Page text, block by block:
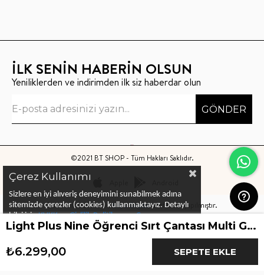
İLK SENİN HABERİN OLSUN
Yeniliklerden ve indirimden ilk siz haberdar olun
GÖNDER
©2021 BT SHOP - Tüm Hakları Saklıdır.
Bu sitenin kurulumuKeyo Digitaltarafından yapılmıştır.
Çerez Kullanımı
Sizlere en iyi alıveriş deneyimini sunabilmek adına
sitemizde çerezler (cookies) kullanmaktayız. Detaylı
bilgi için KVKK ve Gizlilik Politikası veÇerez
Politika ları nı inceleyebilirsiniz Light Plus Nine Öğrenci Sırt Çantası Multi Green
₺6.299,00